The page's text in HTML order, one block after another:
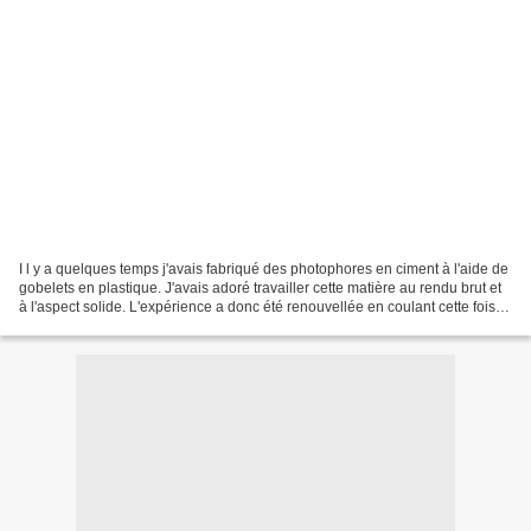
I l y a quelques temps j'avais fabriqué des photophores en ciment à l'aide de
gobelets en plastique. J'avais adoré travailler cette matière au rendu brut et
à l'aspect solide. L'expérience a donc été renouvellée en coulant cette fois le